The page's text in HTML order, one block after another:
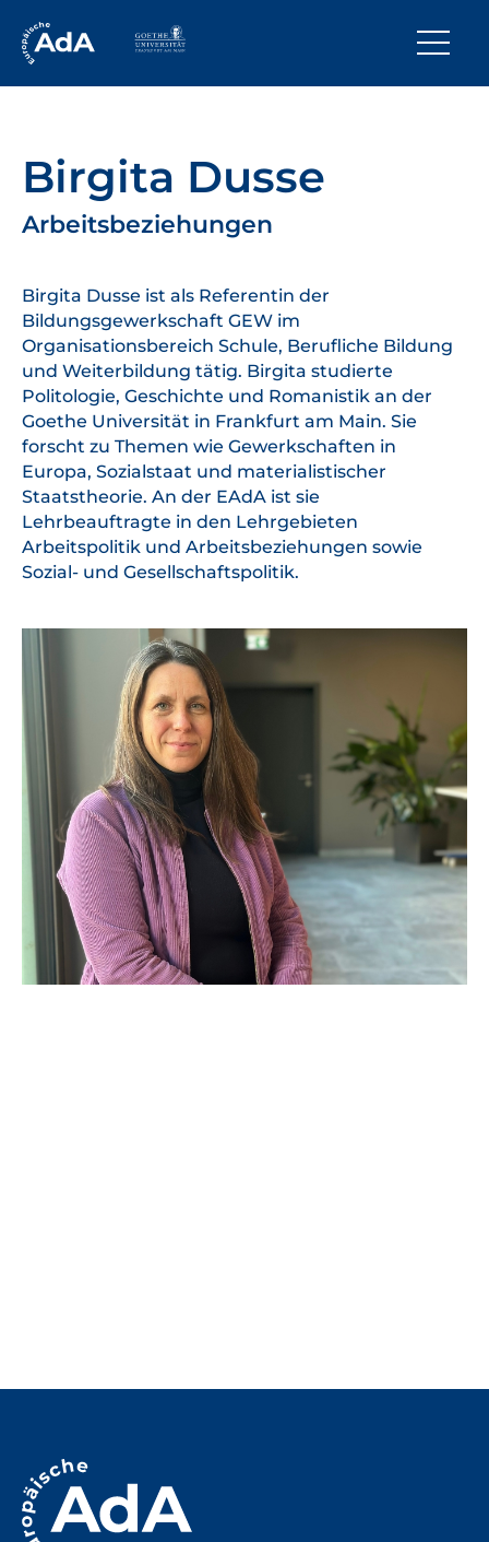
Birgita Dusse
Arbeitsbeziehungen
Birgita Dusse ist als Referentin der
Bildungsgewerkschaft GEW im
Organisationsbereich Schule, Berufliche Bildung
und Weiterbildung tätig. Birgita studierte
Politologie, Geschichte und Romanistik an der
Goethe Universität in Frankfurt am Main. Sie
forscht zu Themen wie Gewerkschaften in
Europa, Sozialstaat und materialistischer
Staatstheorie. An der EAdA ist sie
Lehrbeauftragte in den Lehrgebieten
Arbeitspolitik und Arbeitsbeziehungen sowie
Sozial- und Gesellschaftspolitik.